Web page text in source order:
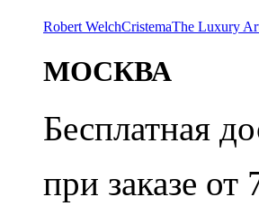
Robert WelchCristemaThe Luxury
МОСКВА
Бесплатная
при заказе от